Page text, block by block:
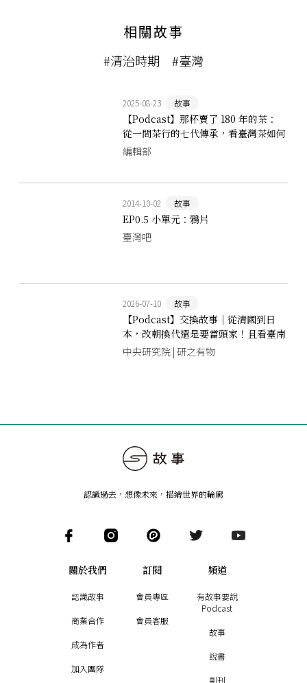
相關故事
#清治時期 #臺灣
2025-08-23 故事
【Podcast】那杯賣了 180 年的茶：
從一間茶行的七代傳承，看臺灣茶如何
走向世界
編輯部
2014-10-02 故事
EP0.5 小單元：鴉片
臺灣吧
2026-07-10 故事
【Podcast】交換故事｜從清國到日
本，改朝換代還是要當頭家！且看臺南
商人如何逆風求生？
中央研究院 | 研之有物
認識過去，想像未來 ， 描繪世界的輪廓
關於我們
認識故事
商業合作
成為作者
加入團隊
訂閱
會員專區
會員客服
頻道
有故事要說
Podcast
故事
說書
副刊